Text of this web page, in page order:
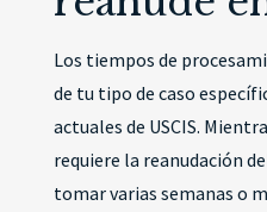
Los tiempos de
de tu tipo de caso
actuales de USCIS.
requiere la reanudación
tomar varias semanas o